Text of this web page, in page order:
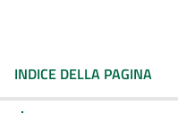
INDICE DELLA PAGINA